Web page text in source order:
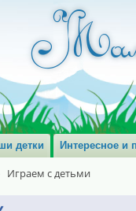
детки Интересное и
Играем с детьми